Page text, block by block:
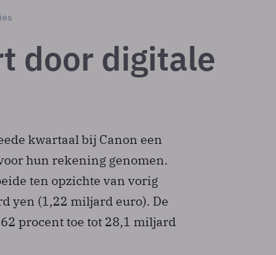
door digitale
kwartaal bij Canon een
hun rekening genomen.
ten opzichte van vorig
yen (1,22 miljard euro). De
procent toe tot 28,1 miljard